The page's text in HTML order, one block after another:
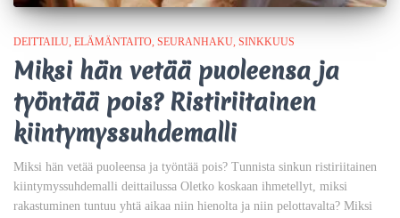
DEITTAILU ELÄMÄNTAITO SEURANHAKU SINKKUUS
Miksi hän vetää puoleensa ja
työntää pois? Ristiriitainen
kiintymyssuhdemalli
Miksi hän vetää puoleensa ja työntää pois? Tunnista sinkun ristiriitainen
kiintymyssuhdemalli deittailussa Oletko koskaan ihmetellyt, miksi
rakastuminen tuntuu yhtä aikaa niin hienolta ja niin pelottavalta? Miksi